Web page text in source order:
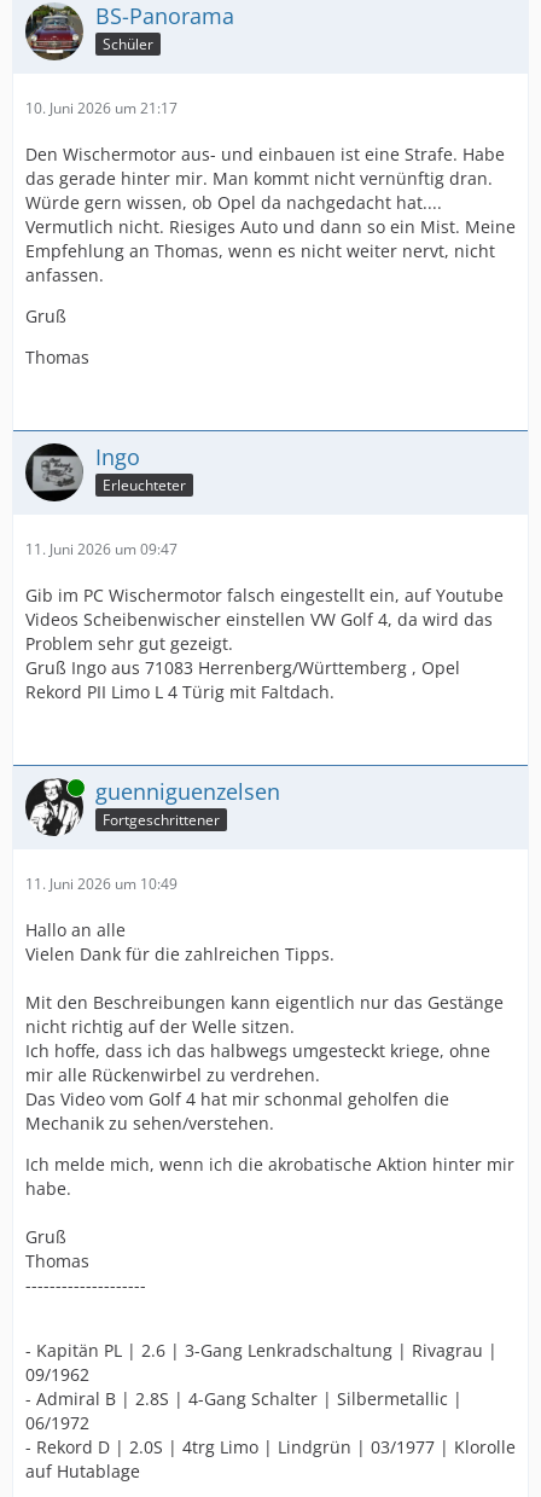
BS-Panorama
Schüler
10. Juni 2026 um 21:17
Den Wischermotor aus- und einbauen ist eine Strafe. Habe
das gerade hinter mir. Man kommt nicht vernünftig dran.
Würde gern wissen, ob Opel da nachgedacht hat....
Vermutlich nicht. Riesiges Auto und dann so ein Mist. Meine
Empfehlung an Thomas, wenn es nicht weiter nervt, nicht
anfassen.
Gruß
Thomas
Ingo
Erleuchteter
11. Juni 2026 um 09:47
Gib im PC Wischermotor falsch eingestellt ein, auf Youtube
Videos Scheibenwischer einstellen VW Golf 4, da wird das
Problem sehr gut gezeigt.
Gruß Ingo aus 71083 Herrenberg/Württemberg , Opel
Rekord PII Limo L 4 Türig mit Faltdach.
Online guenniguenzelsen
Fortgeschrittener
11. Juni 2026 um 10:49
Hallo an alle
Vielen Dank für die zahlreichen Tipps.
Mit den Beschreibungen kann eigentlich nur das Gestänge
nicht richtig auf der Welle sitzen.
Ich hoffe, dass ich das halbwegs umgesteckt kriege, ohne
mir alle Rückenwirbel zu verdrehen.
Das Video vom Golf 4 hat mir schonmal geholfen die
Mechanik zu sehen/verstehen.
Ich melde mich, wenn ich die akrobatische Aktion hinter mir
habe.
Gruß
Thomas
--------------------
- Kapitän PL | 2.6 | 3-Gang Lenkradschaltung | Rivagrau |
09/1962
- Admiral B | 2.8S | 4-Gang Schalter | Silbermetallic |
06/1972
- Rekord D | 2.0S | 4trg Limo | Lindgrün | 03/1977 | Klorolle
auf Hutablage